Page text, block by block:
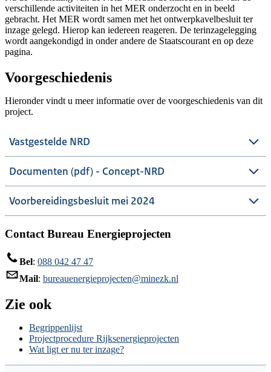
verschillende activiteiten in het MER onderzocht en in beeld
gebracht. Het MER wordt samen met het ontwerpkavelbesluit ter
inzage gelegd. Hierop kan iedereen reageren. De terinzagelegging
wordt aangekondigd in onder andere de Staatscourant en op deze
pagina.
Voorgeschiedenis
Hieronder vindt u meer informatie over de voorgeschiedenis van dit
project.
Vastgestelde NRD
Documenten (pdf) - Concept-NRD
Voorbereidingsbesluit mei 2024
Contact Bureau Energieprojecten
Bel: 088 042 47 47
Mail: bureauenergieprojecten@minezk.nl
Zie ook
Begrippenlijst
Projectprocedure Rijksenergieprojecten
Wat ligt er nu ter inzage?